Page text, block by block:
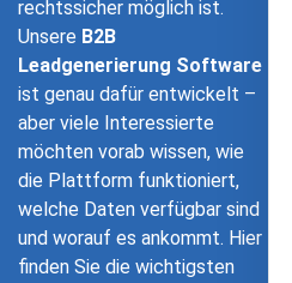
rechtssicher möglich ist.
Unsere B2B
Leadgenerierung Software
ist genau dafür entwickelt –
aber viele Interessierte
möchten vorab wissen, wie
die Plattform funktioniert,
welche Daten verfügbar sind
und worauf es ankommt. Hier
finden Sie die wichtigsten